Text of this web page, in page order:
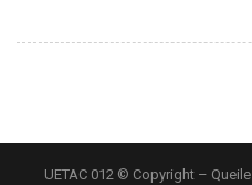
UETAC 012 © Copyright –